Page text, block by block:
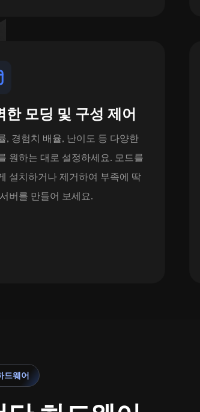
한 모딩 및 구성 제어
, 경험치 배율, 난이도 등 다양한
원하는 대로 설정하세요. 모드를
설치하거나 제거하여 부족에 딱
버를 만들어 보세요.
드웨어